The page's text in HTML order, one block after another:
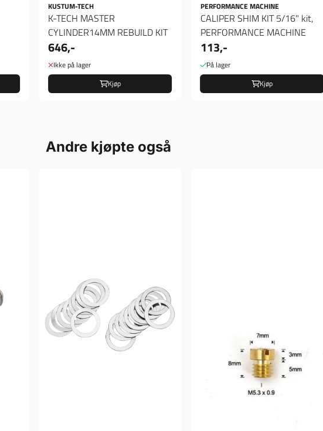
KUSTUM-TECH
K-TECH MASTER
CYLINDER14MM REBUILD KIT
646,-
Ikke på lager
Kjøp
PERFORMANCE MACHINE
CALIPER SHIM KIT 5/16" kit,
PERFORMANCE MACHINE
113,-
På lager
Kjøp
Andre kjøpte også